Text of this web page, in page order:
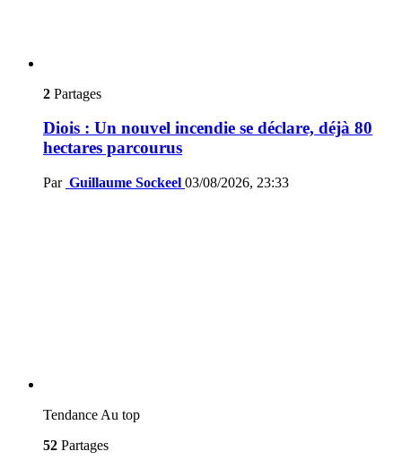
2 Partages
Diois : Un nouvel incendie se déclare, déjà 80
hectares parcourus
Par Guillaume Sockeel 03/08/2026, 23:33
Tendance Au top
52 Partages